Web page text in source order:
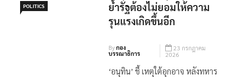
POLITICS
ย้ำรัฐต้องไม่ยอมให้ความ
รุนแรงเกิดขึ้นอีก
Byกอง
บรรณาธิการ
23 กรกฎาคม
2026
‘อนุทิน’ ชี้ เหตุใต้อุกอาจ หลังทหาร